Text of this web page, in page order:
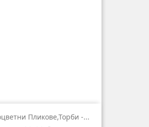
Пликове,торби -...